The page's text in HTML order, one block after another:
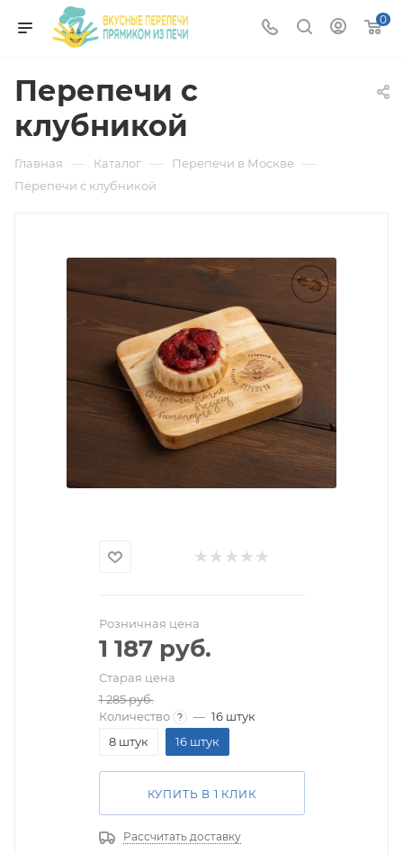
0
Перепечи с
клубникой
Главная — Каталог — Перепечи в Москве —
Перепечи с клубникой
Розничная цена
1 187руб.
Старая цена
1 285руб.
Количество
? — 16 штук
8 штук
16 штук
КУПИТЬ В 1 КЛИК
Рассчитать доставку